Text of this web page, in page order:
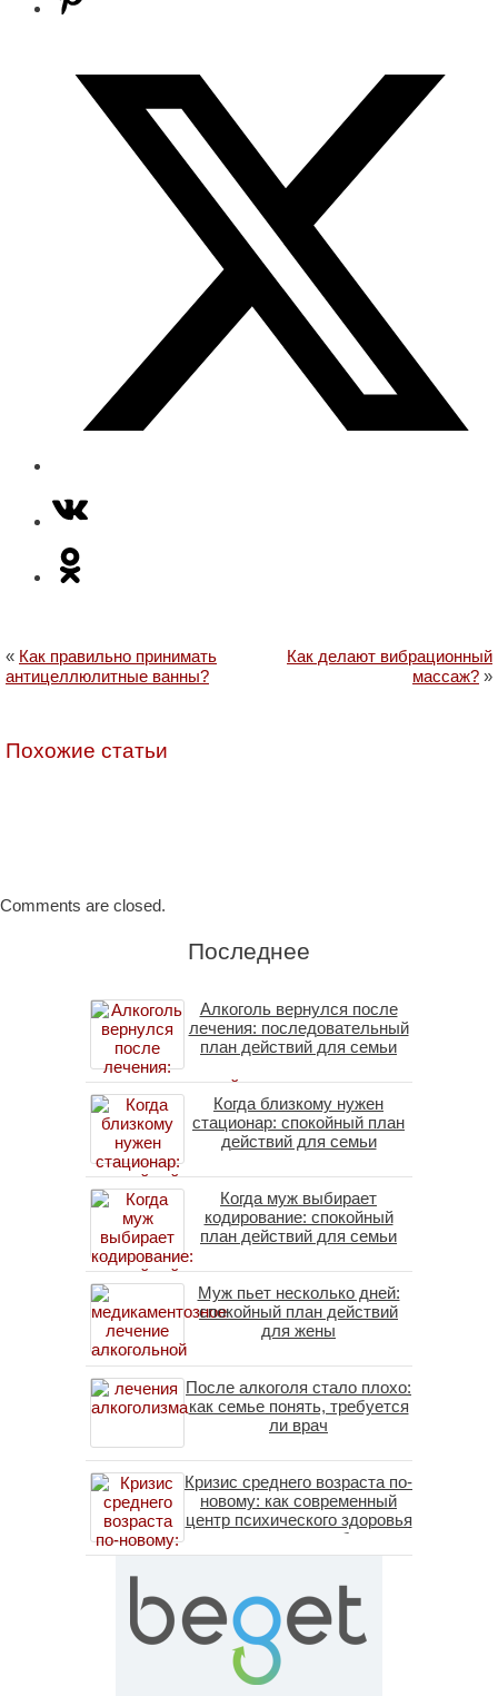
« Как правильно принимать
антицеллюлитные ванны?
Как делают вибрационный
массаж? »
Похожие статьи
Comments are closed.
Последнее
Алкоголь вернулся после
лечения: последовательный
план действий для семьи
Когда близкому нужен
стационар: спокойный план
действий для семьи
Когда муж выбирает
кодирование: спокойный
план действий для семьи
Муж пьет несколько дней:
спокойный план действий
для жены
После алкоголя стало плохо:
как семье понять, требуется
ли врач
Кризис среднего возраста по-
новому: как современный
центр психического здоровья
помогает пересобрать
личность без таблеток